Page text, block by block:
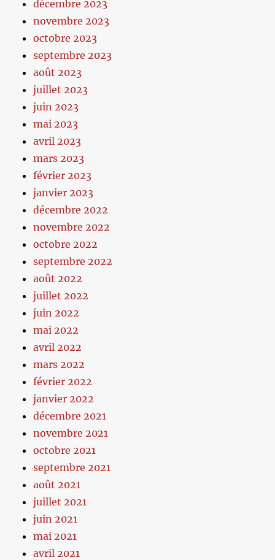
décembre 2023
novembre 2023
octobre 2023
septembre 2023
août 2023
juillet 2023
juin 2023
mai 2023
avril 2023
mars 2023
février 2023
janvier 2023
décembre 2022
novembre 2022
octobre 2022
septembre 2022
août 2022
juillet 2022
juin 2022
mai 2022
avril 2022
mars 2022
février 2022
janvier 2022
décembre 2021
novembre 2021
octobre 2021
septembre 2021
août 2021
juillet 2021
juin 2021
mai 2021
avril 2021